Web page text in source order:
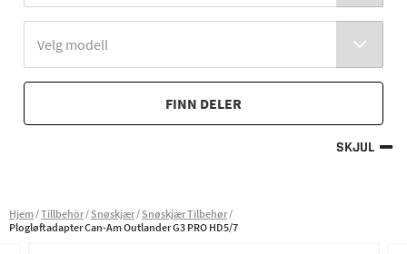
FINN DELER
SKJUL
Hjem Tillbehör Snøskjær Snøskjær Tilbehør
Plogløftadapter Can-Am Outlander G3 PRO HD5/7